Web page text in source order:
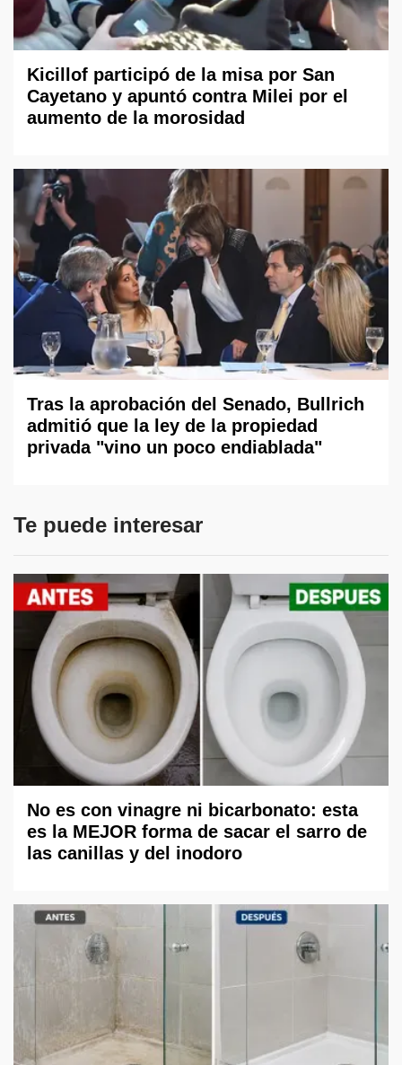
Kicillof participó de la misa por San
Cayetano y apuntó contra Milei por el
aumento de la morosidad
Tras la aprobación del Senado, Bullrich
admitió que la ley de la propiedad
privada "vino un poco endiablada"
Te puede interesar
No es con vinagre ni bicarbonato: esta
es la MEJOR forma de sacar el sarro de
las canillas y del inodoro